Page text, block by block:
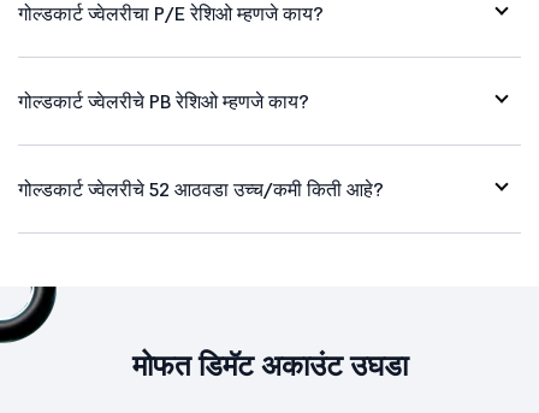
गोल्डकार्ट ज्वेलरीचा P/E रेशिओ म्हणजे काय?
गोल्डकार्ट ज्वेलरीचे PB रेशिओ म्हणजे काय?
गोल्डकार्ट ज्वेलरीचे 52 आठवडा उच्च/कमी किती आहे?
मोफत डिमॅट अकाउंट उघडा